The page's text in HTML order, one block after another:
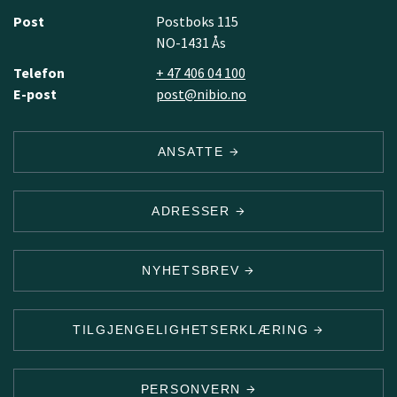
Post
Postboks 115
NO-1431 Ås
Telefon
+ 47 406 04 100
E-post
post@nibio.no
ANSATTE
ADRESSER
NYHETSBREV
TILGJENGELIGHETSERKLÆRING
PERSONVERN